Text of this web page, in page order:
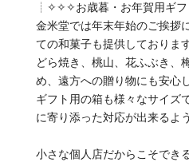
┊✧✧✧お歳暮・お年賀用ギ
金米堂では年末年始のご挨拶
ての和菓子も提供しております
どら焼き、桃山、花ふぶき、
め、遠方への贈り物にも安心
ギフト用の箱も様々なサイズ
に寄り添った対応が出来るよ
小さな個人店だからこそでき